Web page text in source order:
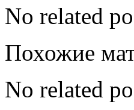
No related
Похожие
No related